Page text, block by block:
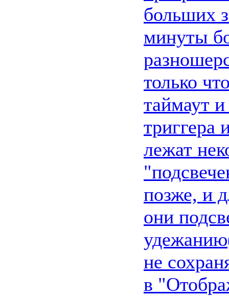
больших
минуты
только
таймаут
триггера
лежат
позже, и
они
не
в